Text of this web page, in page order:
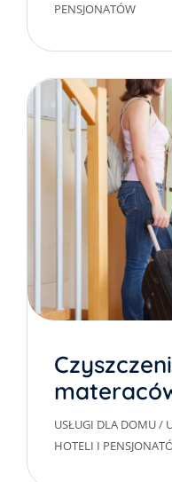
PENSJONATÓW
Airbnb w
USŁUGI DLA DOMU/
HOTELI I